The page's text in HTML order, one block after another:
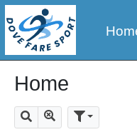
Home
Cerca Mostra tutti i
Parametri